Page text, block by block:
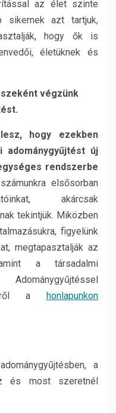
az élet szinte
sikernek azt tartjuk,
hogy ők is
életüknek és
végzünk
hogy ezekben
adománygyűjtést új
rendszerbe
elsősorban
akárcsak
tekintjük. Miközben
figyelünk
megtapasztalják az
a társadalmi
a
honlapunkon
a
és most szeretnél